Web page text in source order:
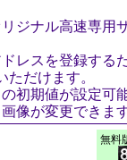
ジナル高速専用
レスを登録する
ただけます。
初期値が設定可
像が変更できま
無料